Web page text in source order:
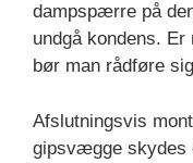
dampspærre på
undgå kondens.
bør man rådføre
Afslutningsvis
gipsvægge skydes